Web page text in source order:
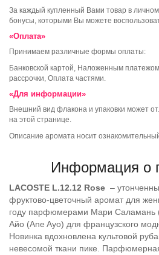
За каждый купленный Вами товар в
бонусы, которыми Вы можете
«Оплата»
Принимаем различные формы оплаты:
Банковской картой, Наложенным
рассрочки, Оплата частями.
«Для информации»
Внешний вид флакона и упаковки может
на этой странице.
Описание аромата носит
Информация о
LACOSTE L.12.12 Rose –
фруктово-цветочный аромат для
году парфюмерами Мари Саламань
Айо (Ane Ayo) для французского
Новинка вдохновлена культовой
невесомой ткани пике.